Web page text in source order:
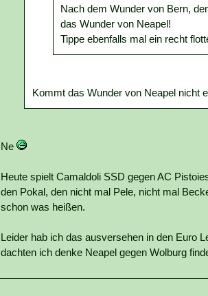
Nach dem Wunder von Bern,
das Wunder von Neapel!
Tippe ebenfalls mal ein recht
Kommt das Wunder von Neapel nicht
Ne
Heute spielt Camaldoli SSD gegen AC
den Pokal, den nicht mal Pele, nicht mal
schon was heißen.
Leider hab ich das ausversehen in den Euro
dachten ich denke Neapel gegen Wolburg